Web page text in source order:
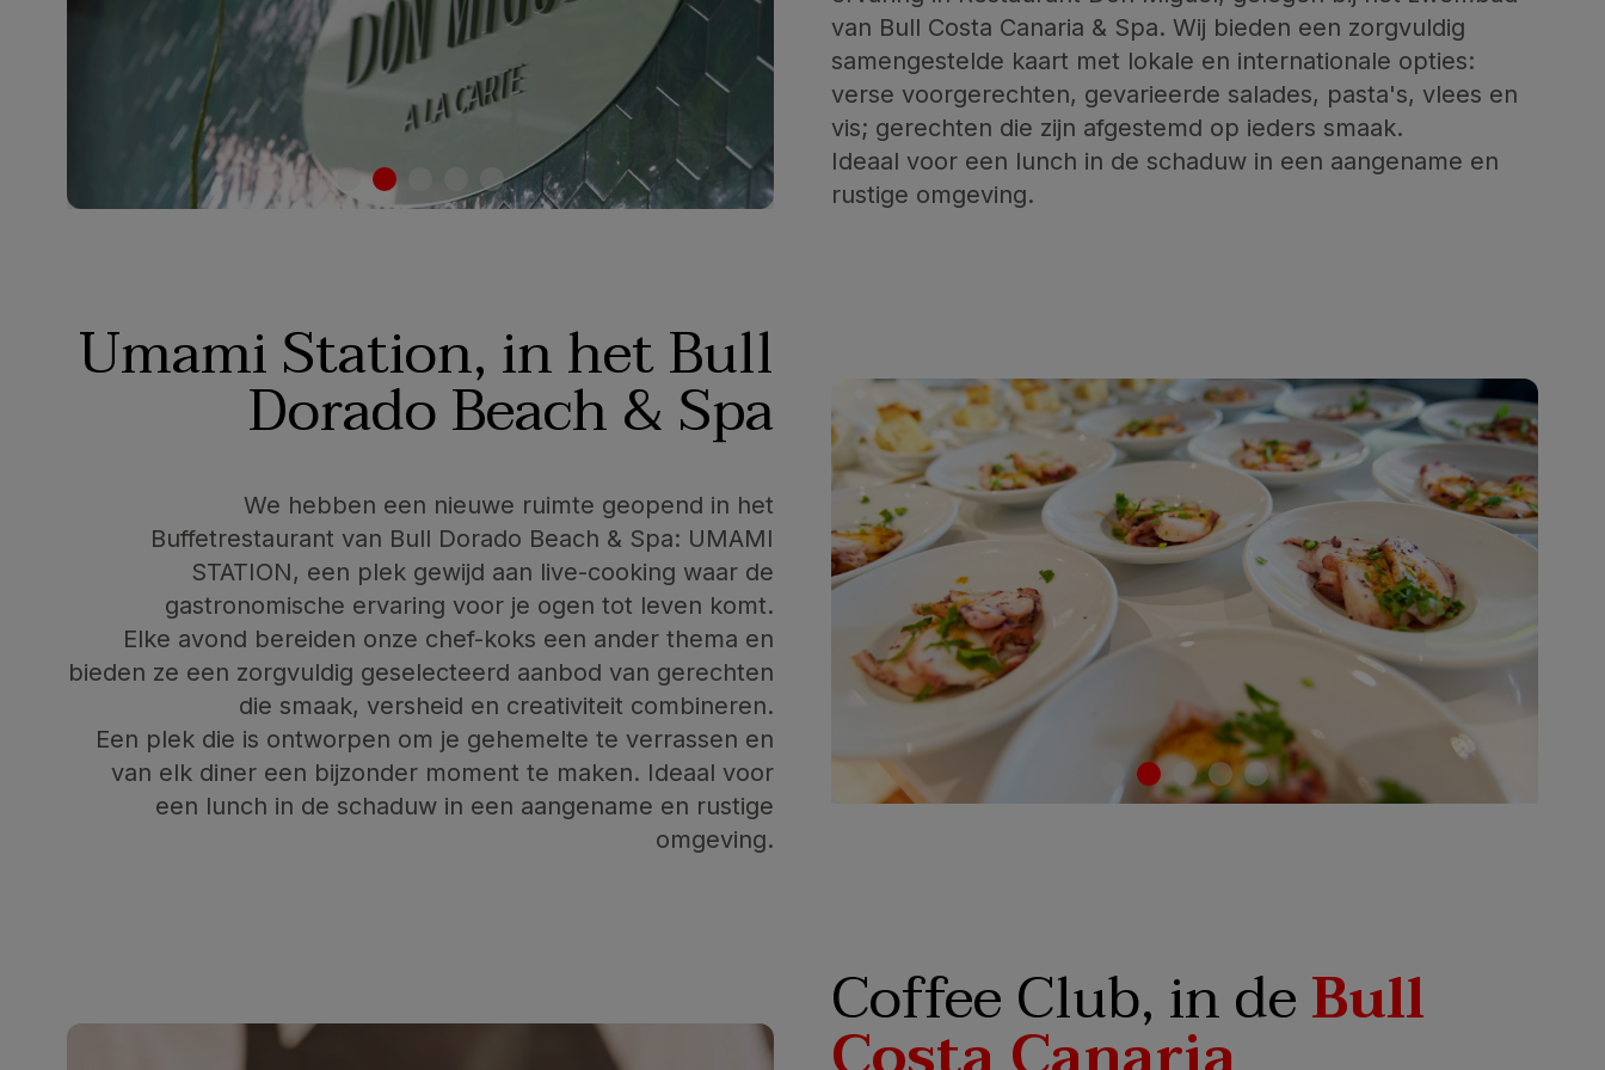
van Bull Costa Canaria & Spa. Wij bieden een zorgvuldig
samengestelde kaart met lokale en internationale opties:
verse voorgerechten, gevarieerde salades, pasta's, vlees en
vis; gerechten die zijn afgestemd op ieders smaak.
Ideaal voor een lunch in de schaduw in een aangename en
rustige omgeving.
Umami Station, in het Bull
Dorado Beach & Spa
We hebben een nieuwe ruimte geopend in het
Buffetrestaurant van Bull Dorado Beach & Spa: UMAMI
STATION, een plek gewijd aan live-cooking waar de
gastronomische ervaring voor je ogen tot leven komt.
Elke avond bereiden onze chef-koks een ander thema en
bieden ze een zorgvuldig geselecteerd aanbod van gerechten
die smaak, versheid en creativiteit combineren.
Een plek die is ontworpen om je gehemelte te verrassen en
van elk diner een bijzonder moment te maken. Ideaal voor
een lunch in de schaduw in een aangename en rustige
omgeving.
Coffee Club, in deBull